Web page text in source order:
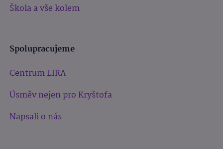
Škola a vše kolem
Spolupracujeme
Centrum LIRA
Úsměv nejen pro Kryštofa
Napsali o nás